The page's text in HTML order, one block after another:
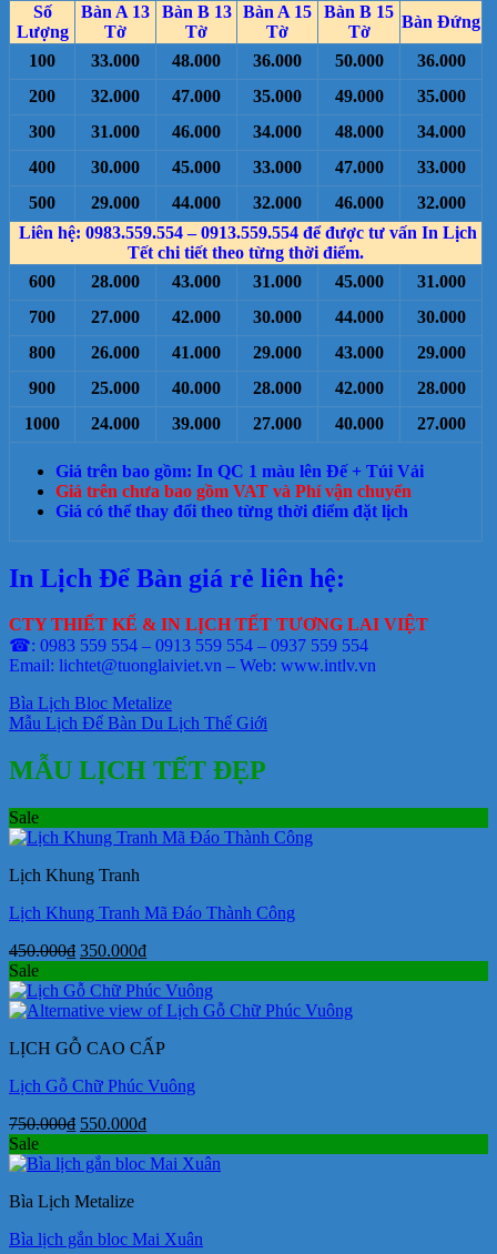
Số
Lượng
Bàn A 13
Tờ
Bàn B 13
Tờ
Bàn A 15
Tờ
Bàn B 15
Tờ
Bàn Đứng
100 33.000 48.000 36.000 50.000
36.000
200
32.000 47.000 35.000 49.000
35.000
300
31.000 46.000 34.000 48.000
34.000
400
30.000 45.000 33.000 47.000
33.000
500
29.000 44.000 32.000 46.000
32.000
Liên hệ: 0983.559.554 – 0913.559.554 để được tư vấn In Lịch
Tết chi tiết theo từng thời điểm.
600
28.000 43.000 31.000 45.000
31.000
700
27.000 42.000 30.000 44.000
30.000
800
26.000 41.000 29.000 43.000
29.000
900
25.000 40.000 28.000 42.000
28.000
1000
24.000 39.000 27.000 40.000 27.000
Giá trên bao gồm: In QC 1 màu lên Đế + Túi Vải
Giá trên chưa bao gồm VAT và Phí vận chuyển
Giá có thể thay đổi theo từng thời điểm đặt lịch
In Lịch Để Bàn giá rẻ liên hệ:
CTY THIẾT KẾ & IN LỊCH TẾT TƯƠNG LAI VIỆT
☎: 0983 559 554 – 0913 559 554 – 0937 559 554
Email: lichtet@tuonglaiviet.vn – Web: www.intlv.vn
Bìa Lịch Bloc Metalize
Mẫu Lịch Để Bàn Du Lịch Thế Giới
MẪU LỊCH TẾT ĐẸP
Sale
Lịch Khung Tranh
Lịch Khung Tranh Mã Đáo Thành Công
450.000₫ Giá
là:
450.000₫.
350.000₫Giá
tại
là:
Sale
LỊCH GỖ CAO CẤP
Lịch Gỗ Chữ Phúc Vuông
750.000₫ Giá
là:
550.000₫Giá
tại
Sale
Bìa Lịch Metalize
Bìa lịch gắn bloc Mai Xuân